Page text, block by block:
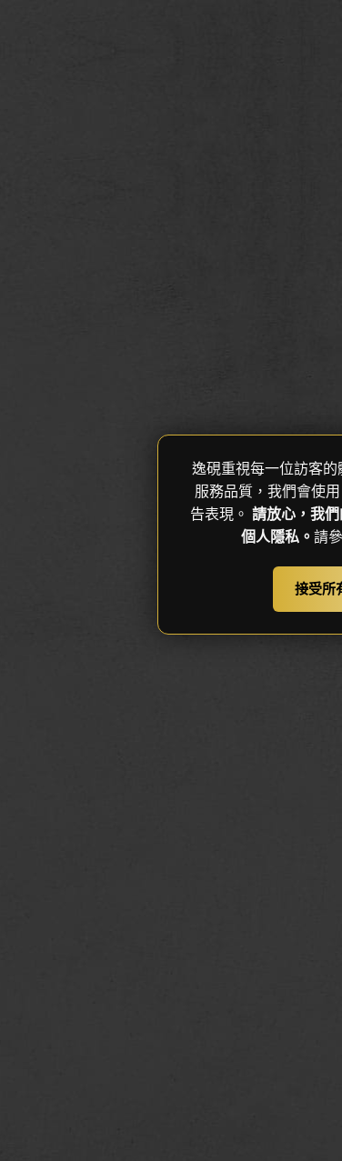
逸硯重視每一位訪客
服務品質，我們會使
告表現。 請放心，我
個人隱私。 請
接受所